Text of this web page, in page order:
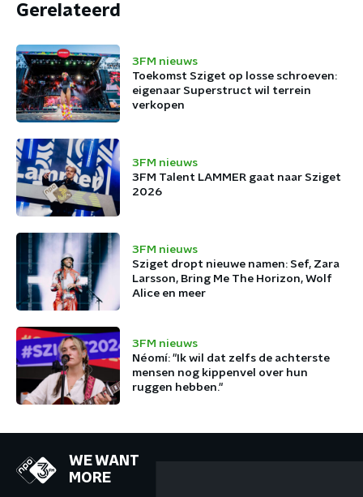
Gerelateerd
3FM nieuws
Toekomst Sziget op losse schroeven:
eigenaar Superstruct wil terrein
verkopen
3FM nieuws
3FM Talent LAMMER gaat naar Sziget
2026
3FM nieuws
Sziget dropt nieuwe namen: Sef, Zara
Larsson, Bring Me The Horizon, Wolf
Alice en meer
3FM nieuws
Néomí: "Ik wil dat zelfs de achterste
mensen nog kippenvel over hun
ruggen hebben."
WE WANT
MORE